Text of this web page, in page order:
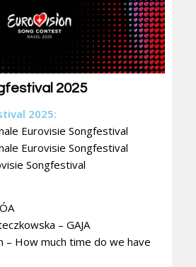
2025
2025:
Eurovisie Songfestival
Eurovisie Songfestival
Songfestival
– GAJA
– How much time do we have